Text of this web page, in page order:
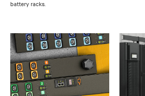
battery racks.